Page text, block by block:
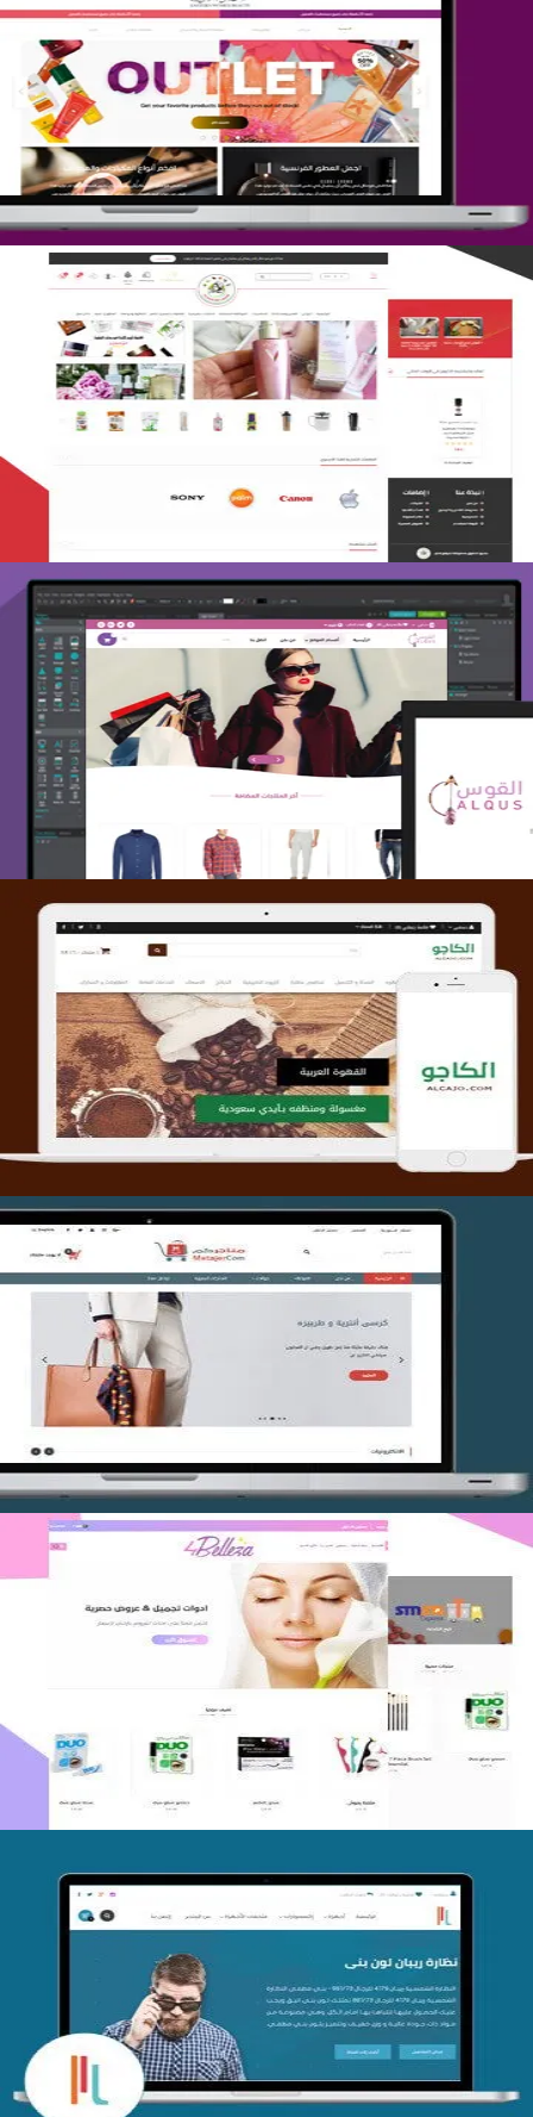
تصميم متجر جمال المرأة الشرقية
التفاصيل
تصميم متجر لمار
التفاصيل
تصميم متجر القوس
التفاصيل
تصميم متجر الكاجو
التفاصيل
تصميم متجر متاجركم
اعادة تصميم متجر فوربليزا
التفاصيل
تصميم متجر اي كير
التفاصيل